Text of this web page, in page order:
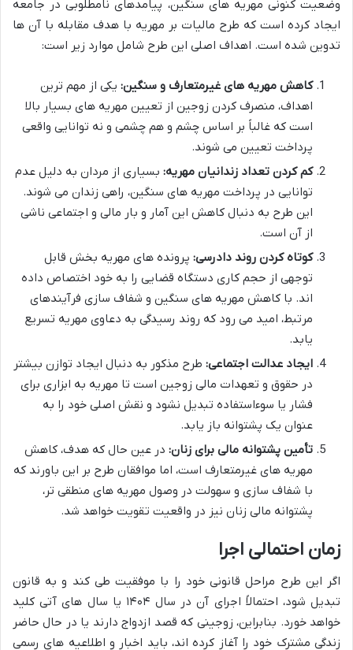
وضعیت کنونی مهریه های سنگین، پیامدهای نامطلوبی در جامعه
ایجاد کرده است که طرح مالیات بر مهریه با هدف مقابله با آن ها
تدوین شده است. اهداف اصلی این طرح شامل موارد زیر است:
کاهش مهریه های غیرمتعارف و سنگین: یکی از مهم ترین
اهداف، منصرف کردن زوجین از تعیین مهریه های بسیار بالا
است که غالباً بر اساس چشم و هم چشمی و نه توانایی واقعی
پرداخت تعیین می شوند.
کم کردن تعداد زندانیان مهریه: بسیاری از مردان به دلیل عدم
توانایی در پرداخت مهریه های سنگین، راهی زندان می شوند.
این طرح به دنبال کاهش این آمار و بار مالی و اجتماعی ناشی
از آن است.
کوتاه کردن روند دادرسی: پرونده های مهریه بخش قابل
توجهی از حجم کاری دستگاه قضایی را به خود اختصاص داده
اند. با کاهش مهریه های سنگین و شفاف سازی فرآیندهای
مرتبط، امید می رود که روند رسیدگی به دعاوی مهریه تسریع
یابد.
ایجاد عدالت اجتماعی: طرح مذکور به دنبال ایجاد توازن بیشتر
در حقوق و تعهدات مالی زوجین است تا مهریه به ابزاری برای
فشار یا سوءاستفاده تبدیل نشود و نقش اصلی خود را به
عنوان یک پشتوانه باز یابد.
تأمین پشتوانه مالی برای زنان: در عین حال که هدف، کاهش
مهریه های غیرمتعارف است، اما موافقان طرح بر این باورند که
با شفاف سازی و سهولت در وصول مهریه های منطقی تر،
پشتوانه مالی زنان نیز در واقعیت تقویت خواهد شد.
زمان احتمالی اجرا
اگر این طرح مراحل قانونی خود را با موفقیت طی کند و به قانون
تبدیل شود، احتمالاً اجرای آن در سال ۱۴۰۴ یا سال های آتی کلید
خواهد خورد. بنابراین، زوجینی که قصد ازدواج دارند یا در حال حاضر
زندگی مشترک خود را آغاز کرده اند، باید اخبار و اطلاعیه های رسمی